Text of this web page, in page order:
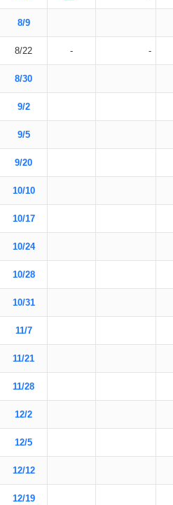
8/9
8/22 - -
8/30
9/2
9/5
9/20
10/10
10/17
10/24
10/28
10/31
11/7
11/21
11/28
12/2
12/5
12/12
12/19